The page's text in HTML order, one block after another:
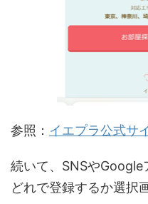
参照： イエプラ公式サ
続いて、SNSやGoogle
どれで登録するか選択